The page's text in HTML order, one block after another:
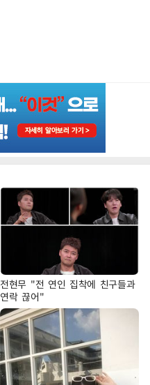
전현무 "전 연인 집착에 친구들과
연락 끊어"